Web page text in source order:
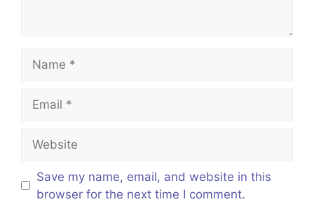
Save my name, email, and website in this
browser for the next time I comment.